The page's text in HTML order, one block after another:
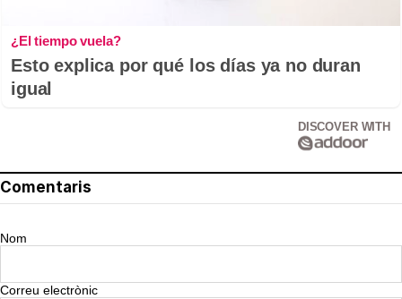
¿El tiempo vuela?
Esto explica por qué los días ya no duran
igual
DISCOVER WITH
Comentaris
Nom
Correu electrònic